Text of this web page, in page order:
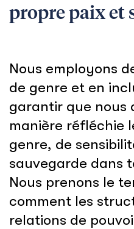
propre paix et
Nous employons
de genre et en
garantir que nous
manière réfléchie
genre, de
sauvegarde dans
Nous prenons le
comment les
relations de